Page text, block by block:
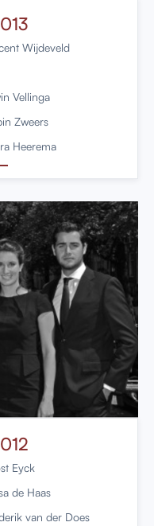
Wijdeveld
Vellinga
Zweers
Heerema
Eyck
de Haas
van der Does